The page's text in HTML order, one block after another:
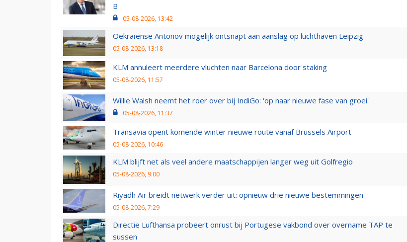
B
05-08-2026, 13:42
Oekraïense Antonov mogelijk ontsnapt aan aanslag op luchthaven Leipzig
05-08-2026, 13:18
KLM annuleert meerdere vluchten naar Barcelona door staking
05-08-2026, 11:57
Willie Walsh neemt het roer over bij IndiGo: 'op naar nieuwe fase van groei'
05-08-2026, 11:37
Transavia opent komende winter nieuwe route vanaf Brussels Airport
05-08-2026, 10:46
KLM blijft net als veel andere maatschappijen langer weg uit Golfregio
05-08-2026, 9:00
Riyadh Air breidt netwerk verder uit: opnieuw drie nieuwe bestemmingen
05-08-2026, 7:29
Directie Lufthansa probeert onrust bij Portugese vakbond over overname TAP te
sussen